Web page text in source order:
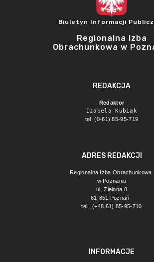
Biuletyn Informacji
Regionalna Izba
Obrachunkowa w
REDAKCJA
Redaktor
Izabela Kubiak
tel. (0-61) 85-95-719
ADRES REDAKCJI
Regionalna Izba Obrachunkowa
w Poznaniu
ul. Zielona 8
61-851 Poznań
tel.: (+48 61) 85-95-710
INFORMACJE